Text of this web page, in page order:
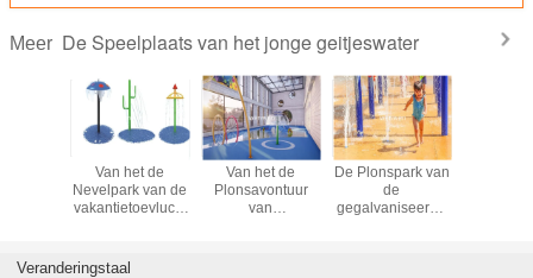
Meer De Speelplaats van het jonge geitjeswater
Van het de
Nevelpark van de
vakantietoevlucht
Kinderenvolwassenen
Van het de
Plonsavontuur
van
De Plonspark van
de
gegalvaniseerde
Veranderingstaal